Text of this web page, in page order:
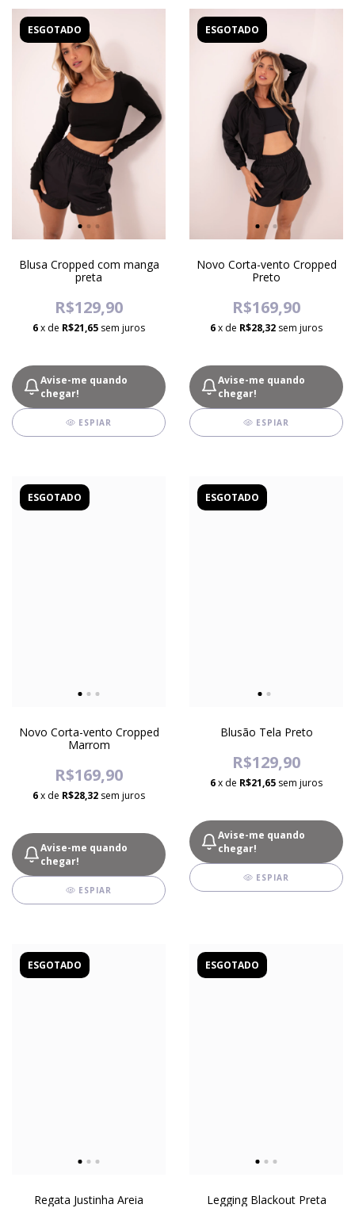
ESGOTADO
Blusa Cropped com manga
preta
R$129,90
6x de R$21,65 sem juros
Avise-me quando
chegar!
ESPIAR
ESGOTADO
Novo Corta-vento Cropped
Preto
R$169,90
6x de R$28,32 sem juros
Avise-me quando
chegar!
ESPIAR
ESGOTADO
Novo Corta-vento Cropped
Marrom
R$169,90
6x de R$28,32 sem juros
Avise-me quando
chegar!
ESPIAR
ESGOTADO
Blusão Tela Preto
R$129,90
6x de R$21,65 sem juros
Avise-me quando
chegar!
ESPIAR
ESGOTADO
Regata Justinha Areia
ESGOTADO
Legging Blackout Preta